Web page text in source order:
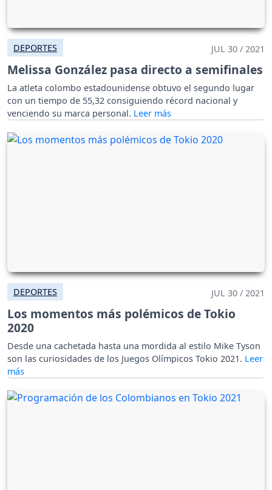
DEPORTES JUL 30 / 2021
Melissa González pasa directo a semifinales
La atleta colombo estadounidense obtuvo el segundo lugar
con un tiempo de 55,32 consiguiendo récord nacional y
venciendo su marca personal.
DEPORTES JUL 30 / 2021
Los momentos más polémicos de Tokio
2020
Desde una cachetada hasta una mordida al estilo Mike Tyson
son las curiosidades de los Juegos Olímpicos Tokio 2021.